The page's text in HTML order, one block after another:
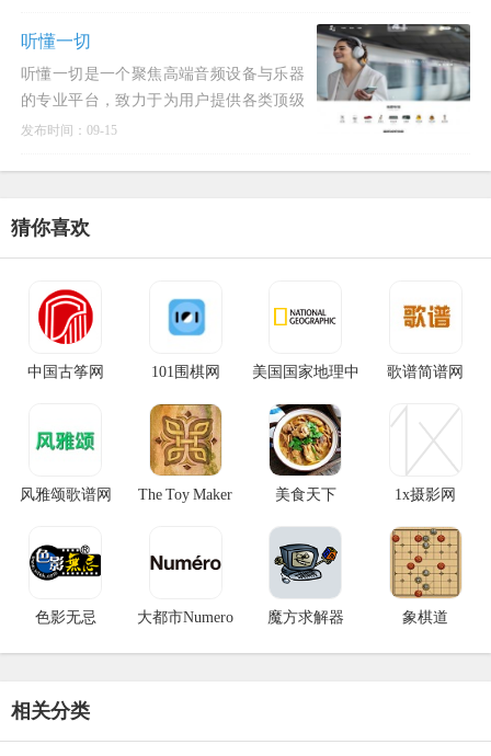
美，学习书法之道。以观书法是一本中国
书法大字典，可查询行、草、隶、
听懂一切
听懂一切是一个聚焦高端音频设备与乐器
的专业平台，致力于为用户提供各类顶级
音频产品的最新试听信息与详细介绍，涵
发布时间：09-15
猜你喜欢
中国古筝网 101围棋网
美国国家地理中
歌谱简谱网
风雅颂歌谱网 The Toy Maker 美食天下 1x摄影网
色影无忌 大都市Numero 魔方求解器 象棋道
相关分类